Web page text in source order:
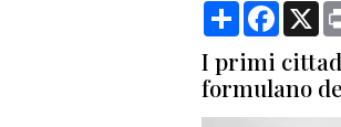
Condividi X
I primi
formulano